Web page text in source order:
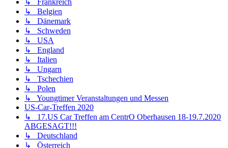
↳ Belgien
↳ Dänemark
↳ Schweden
↳ USA
↳ England
↳ Italien
↳ Ungarn
↳ Tschechien
↳ Polen
↳ Youngtimer Veranstaltungen und Messen
US-Car-Treffen 2020
↳ 17.US Car Treffen am CentrO Oberhausen 18-19.7.2020
ABGESAGT!!!
↳ Deutschland
↳ Österreich